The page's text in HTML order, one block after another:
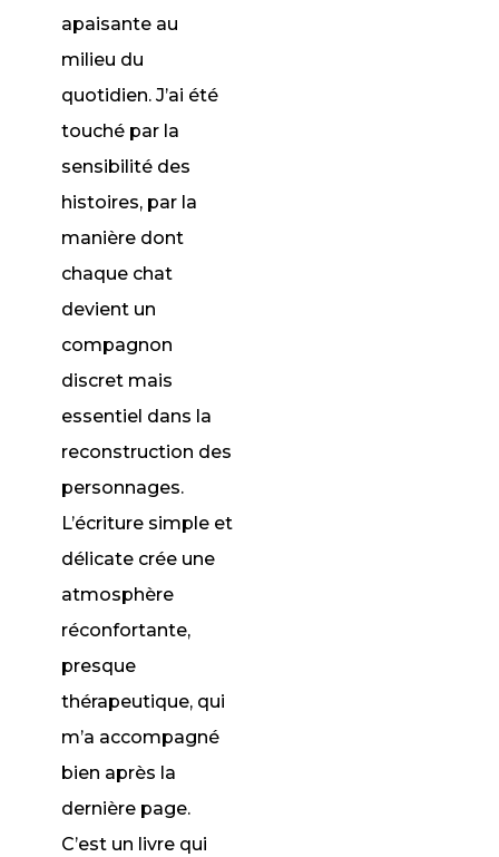
apaisante au
milieu du
quotidien. J’ai été
touché par la
sensibilité des
histoires, par la
manière dont
chaque chat
devient un
compagnon
discret mais
essentiel dans la
reconstruction des
personnages.
L’écriture simple et
délicate crée une
atmosphère
réconfortante,
presque
thérapeutique, qui
m’a accompagné
bien après la
dernière page.
C’est un livre qui